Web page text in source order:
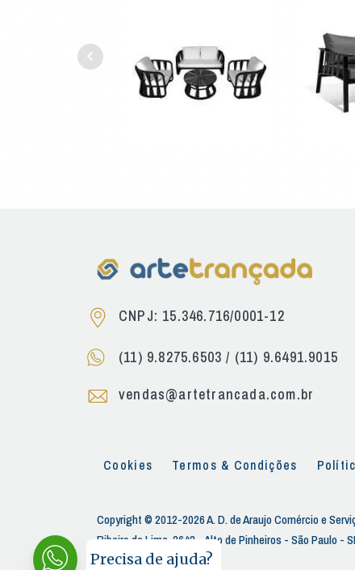
CNPJ: 15.346.716/0001-12
(11) 9.8275.6503 / (11) 9.6491.9015
vendas@artetrancada.com.br
Cookies Termos & Condições
Copyright © 2012-2026 A. D. de Araujo Comércio e
Ribeiro de Lima, 2642 - Alto de Pinheiros - São Paulo -
Precisa de ajuda?